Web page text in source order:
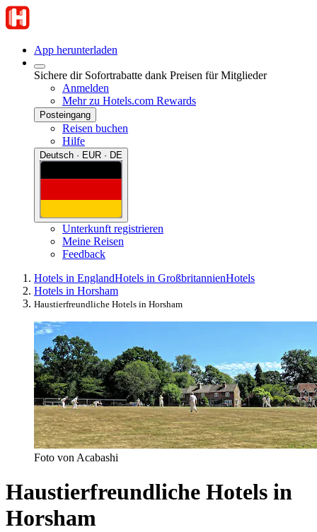
App herunterladen
Sichere dir Sofortrabatte dank Preisen für Mitglieder
Anmelden
Mehr zu Hotels.com Rewards
Posteingang
Reisen buchen
Hilfe
Deutsch · EUR · DE
Unterkunft registrieren
Meine Reisen
Feedback
Hotels in EnglandHotels in GroßbritannienHotels
Hotels in Horsham
Haustierfreundliche Hotels in Horsham
Foto von Acabashi
Haustierfreundliche Hotels in
Horsham